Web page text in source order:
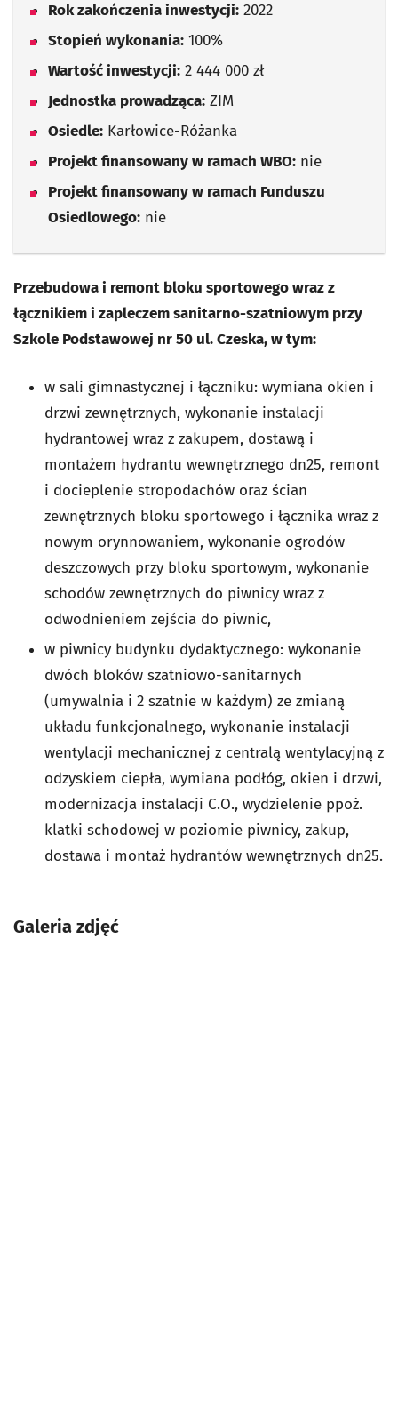
Rok zakończenia inwestycji: 2022
Stopień wykonania: 100%
Wartość inwestycji: 2 444 000 zł
Jednostka prowadząca: ZIM
Osiedle: Karłowice-Różanka
Projekt finansowany w ramach WBO: nie
Projekt finansowany w ramach Funduszu
Osiedlowego: nie
Przebudowa i remont bloku sportowego wraz z
łącznikiem i zapleczem sanitarno-szatniowym przy
Szkole Podstawowej nr 50 ul. Czeska, w tym:
w sali gimnastycznej i łączniku: wymiana okien i
drzwi zewnętrznych, wykonanie instalacji
hydrantowej wraz z zakupem, dostawą i
montażem hydrantu wewnętrznego dn25, remont
i docieplenie stropodachów oraz ścian
zewnętrznych bloku sportowego i łącznika wraz z
nowym orynnowaniem, wykonanie ogrodów
deszczowych przy bloku sportowym, wykonanie
schodów zewnętrznych do piwnicy wraz z
odwodnieniem zejścia do piwnic,
w piwnicy budynku dydaktycznego: wykonanie
dwóch bloków szatniowo-sanitarnych
(umywalnia i 2 szatnie w każdym) ze zmianą
układu funkcjonalnego, wykonanie instalacji
wentylacji mechanicznej z centralą wentylacyjną z
odzyskiem ciepła, wymiana podłóg, okien i drzwi,
modernizacja instalacji C.O., wydzielenie ppoż.
klatki schodowej w poziomie piwnicy, zakup,
dostawa i montaż hydrantów wewnętrznych dn25.
Galeria zdjęć